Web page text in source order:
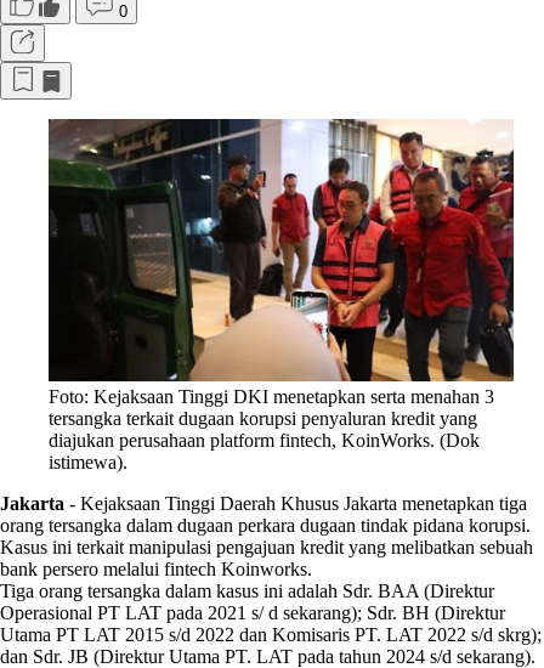
0
Foto: Kejaksaan Tinggi DKI menetapkan serta menahan 3
tersangka terkait dugaan korupsi penyaluran kredit yang
diajukan perusahaan platform fintech, KoinWorks. (Dok
istimewa).
Jakarta - Kejaksaan Tinggi Daerah Khusus Jakarta menetapkan tiga
orang tersangka dalam dugaan perkara dugaan tindak pidana korupsi.
Kasus ini terkait manipulasi pengajuan kredit yang melibatkan sebuah
bank persero melalui fintech Koinworks.
Tiga orang tersangka dalam kasus ini adalah Sdr. BAA (Direktur
Operasional PT LAT pada 2021 s/ d sekarang); Sdr. BH (Direktur
Utama PT LAT 2015 s/d 2022 dan Komisaris PT. LAT 2022 s/d skrg);
dan Sdr. JB (Direktur Utama PT. LAT pada tahun 2024 s/d sekarang).